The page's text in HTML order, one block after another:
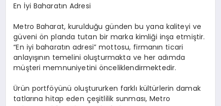
En İyi Baharatın Adresi
Metro Baharat, kurulduğu günden bu yana kaliteyi ve
güveni ön planda tutan bir marka kimliği inşa etmiştir.
“En iyi baharatın adresi” mottosu, firmanın ticari
anlayışının temelini oluşturmakta ve her adımda
müşteri memnuniyetini önceliklendirmektedir.
Ürün portföyünü oluştururken farklı kültürlerin damak
tatlarına hitap eden çeşitlilik sunması, Metro